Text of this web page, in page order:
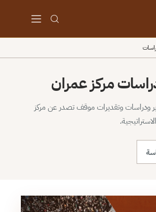
مركز عمران
ودراسات وتقديرات موقف تصدر عن مركز